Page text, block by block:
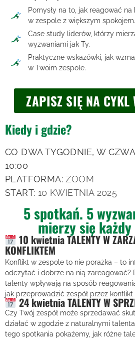
Pomysły na to, jak reagować
w zespole z większym spokojem.
Case study liderów, którzy
wyzwaniami jak Ty.
Praktyczne wskazówki, jak
w Twoim zespole.
ZAPISZ SIĘ NA CYKL
Kiedy i gdzie?
CO DWA TYGODNIE, W
10:00
PLATFORMA:ZOOM
START: 10 KWIETNIA 2025
5 spotkań. 5
mierzy się
10 kwietnia TALENTY W
KONFLIKTEM
Konflikt w zespole to nie porażka – to
odczytać i dobrze na nią zareagować?
talenty wpływają na sposób
jak przeprowadzić zespół przez konflikt
24 kwietnia TALENTY W
Czy Twój zespół może sprzedawać
działać w zgodzie z naturalnymi
tego spotkania pokażemy, jak różne